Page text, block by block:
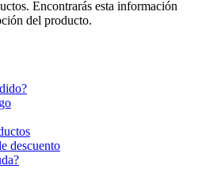
Encontrarás esta información
del producto.
descuento